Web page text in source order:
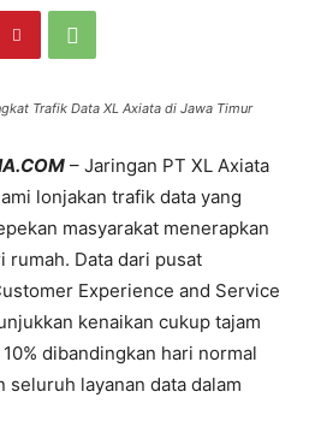
Trafik Data XL Axiata di Jawa Timur
– Jaringan PT XL Axiata
lonjakan trafik data yang
masyarakat menerapkan
rumah. Data dari pusat
Experience and Service
kenaikan cukup tajam
dibandingkan hari normal
seluruh layanan data dalam